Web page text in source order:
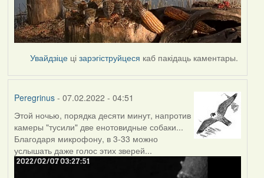
Увайдзіце цізарэгіструйцеся каб пакідаць каментары.
Peregrinus- 07.02.2022 - 04:51
Этой ночью, порядка десяти минут, напротив
камеры "тусили" две енотовидные собаки...
Благодаря микрофону, в 3-33 можно
услышать даже голос этих зверей...